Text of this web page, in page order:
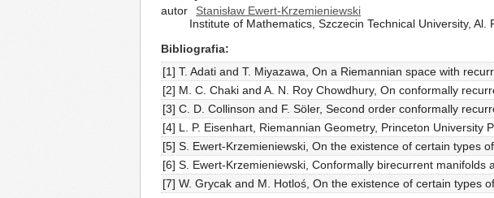
autor
Stanisław Ewert-Krzemieniewski
Institute of Mathematics, Szczecin Technical University,
Bibliografia
[1] T. Adati and T. Miyazawa, On a Riemannian space with
[2] M. C. Chaki and A. N. Roy Chowdhury, On conformally
[3] C. D. Collinson and F. Söler, Second order conformally
[4] L. P. Eisenhart, Riemannian Geometry, Princeton University
[5] S. Ewert-Krzemieniewski, On the existence of certain types
[6] S. Ewert-Krzemieniewski, Conformally birecurrent manifolds
[7] W. Grycak and M. Hotloś, On the existence of certain types